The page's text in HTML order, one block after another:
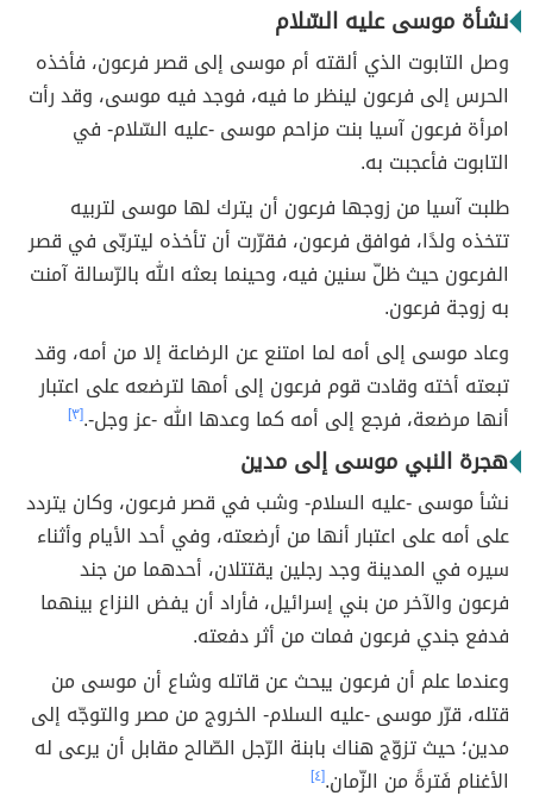
نشأة موسى عليه السّلام
وصل التابوت الذي ألقته أم موسى إلى قصر فرعون، فأخذه
الحرس إلى فرعون لينظر ما فيه، فوجد فيه موسى، وقد رأت
امرأة فرعون آسيا بنت مزاحم موسى -عليه السّلام- في
التابوت فأعجبت به.
طلبت آسيا من زوجها فرعون أن يترك لها موسى لتربيه
تتخذه ولدًا، فوافق فرعون، فقرّرت أن تأخذه ليتربّى في قصر
الفرعون حيث ظلّ سنين فيه، وحينما بعثه الله بالرّسالة آمنت
به زوجة فرعون.
وعاد موسى إلى أمه لما امتنع عن الرضاعة إلا من أمه، وقد
تبعته أخته وقادت قوم فرعون إلى أمها لترضعه على اعتبار
أنها مرضعة، فرجع إلى أمه كما وعدها الله -عز وجل-.[٣]
هجرة النبي موسى إلى مدين
نشأ موسى -عليه السلام- وشب في قصر فرعون، وكان يتردد
على أمه على اعتبار أنها من أرضعته، وفي أحد الأيام وأثناء
سيره في المدينة وجد رجلين يقتتلان، أحدهما من جند
فرعون والآخر من بني إسرائيل، فأراد أن يفض النزاع بينهما
فدفع جندي فرعون فمات من أثر دفعته.
وعندما علم أن فرعون يبحث عن قاتله وشاع أن موسى من
قتله، قرّر موسى -عليه السلام- الخروج من مصر والتوجّه إلى
مدين؛ حيث تزوّج هناك بابنة الرّجل الصّالح مقابل أن يرعى له
الأغنام فَترةً من الزّمان.[٤]